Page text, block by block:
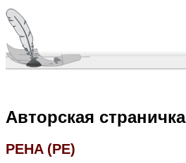
Авторская страничка
PEHA (PE)